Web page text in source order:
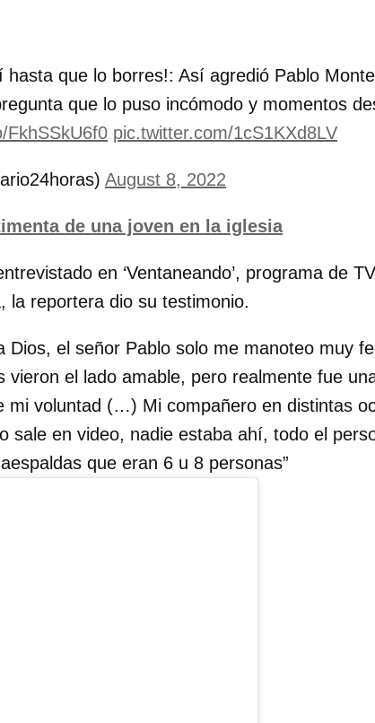
hasta que lo borres!: Así agredió Pablo
que lo puso incómodo y momentos
FkhSSkU6f0 pic.twitter.com/1cS1KXd8LV
August 8, 2022
de una joven en la iglesia
en ‘Ventaneando’, programa de
la reportera dio su testimonio.
Dios, el señor Pablo solo me manoteo muy
vieron el lado amable, pero realmente fue
mi voluntad (…) Mi compañero en distintas
sale en video, nadie estaba ahí, todo el
que eran 6 u 8 personas”